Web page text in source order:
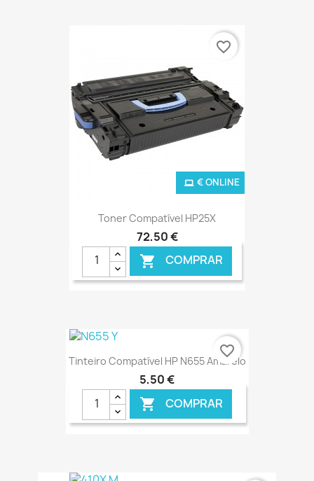
Toner Compatível HP25X
72,50 €
 COMPRAR
€ ONLINE
favorite_border
Tinteiro Compatível HP N655 Amarelo
5,50 €
 COMPRAR
favorite_border